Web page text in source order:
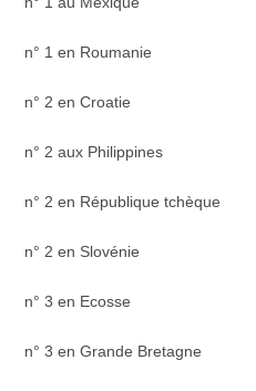
n° 1 en Roumanie
n° 2 en Croatie
n° 2 aux Philippines
n° 2 en République tchèque
n° 2 en Slovénie
n° 3 en Ecosse
n° 3 en Grande Bretagne